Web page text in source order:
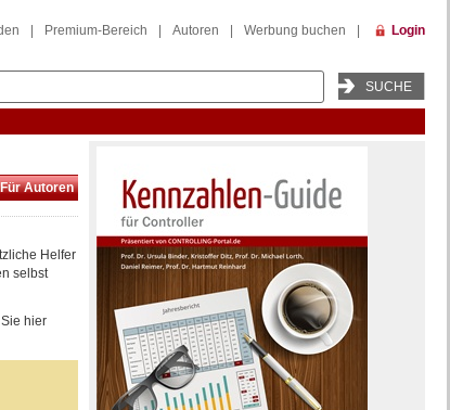
Premium-Bereich Autoren Werbung buchen Login
Für Autoren
Helfer
selbst
hier